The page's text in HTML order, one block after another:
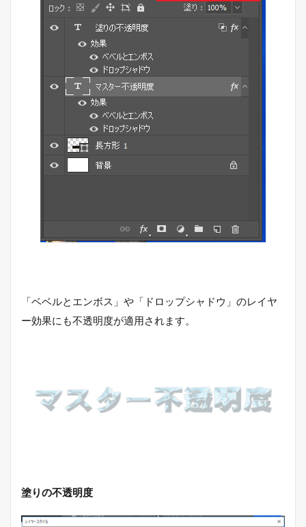
「ベベルとエンボス」や「ドロップシャドウ」のレイヤ
ー効果にも不透明度が適用されます。
塗りの不透明度